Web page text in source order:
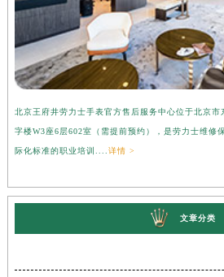
北京王府井劳力士手表官方售后服务中心位于北京
字楼W3座6层602室（需提前预约），是劳力士维修
际化标准的职业培训.... 详情 >
文章分类